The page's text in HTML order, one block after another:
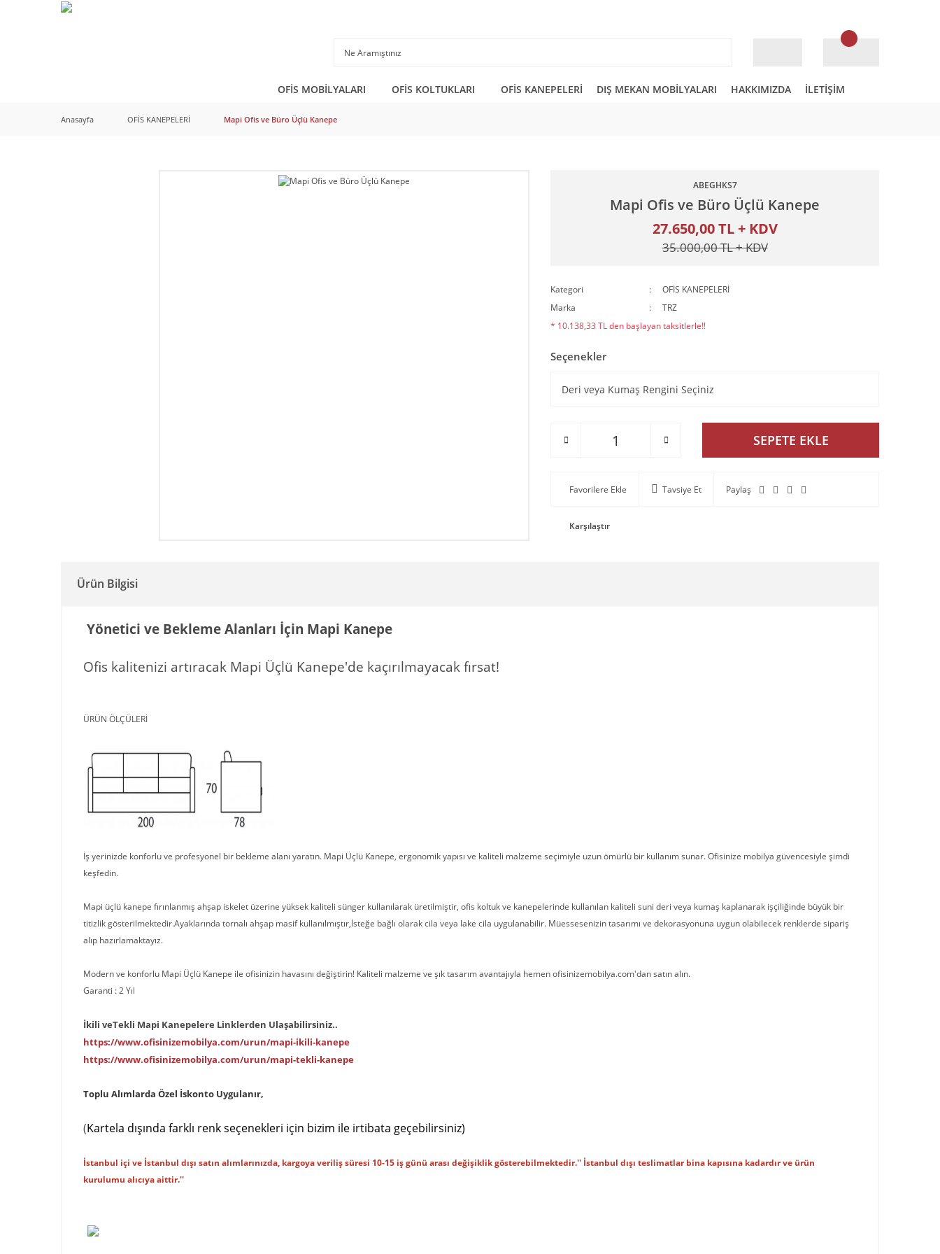
OFİS MOBİLYALARI OFİS KOLTUKLARI OFİS KANEPELERİ DIŞ MEKAN MOBİLYALARI HAKKIMIZDA İLETİŞİM
Anasayfa OFİS KANEPELERİ Mapi Ofis ve Büro Üçlü Kanepe
ABEGHKS7
Mapi Ofis ve Büro Üçlü Kanepe
27.650,00 TL + KDV
35.000,00 TL + KDV
Kategori
OFİS KANEPELERİ
Marka
TRZ
* 10.138,33 TL den başlayan taksitlerle!!
Seçenekler
SEPETE EKLE
Tavsiye Et Paylaş
Karşılaştır
Ürün Bilgisi
Yönetici ve Bekleme Alanları İçin Mapi Kanepe
Ofis kalitenizi artıracak Mapi Üçlü Kanepe'de kaçırılmayacak fırsat!
ÜRÜN ÖLÇÜLERİ
İş yerinizde konforlu ve profesyonel bir bekleme alanı yaratın. Mapi Üçlü Kanepe, ergonomik yapısı ve kaliteli malzeme seçimiyle uzun ömürlü bir kullanım sunar. Ofisinize mobilya güvencesiyle şimdi
keşfedin.
Mapi üçlü kanepe fırınlanmış ahşap iskelet üzerine yüksek kaliteli sünger kullanılarak üretilmiştir, ofis koltuk ve kanepelerinde kullanılan kaliteli suni deri veya kumaş kaplanarak işçiliğinde büyük bir
titizlik gösterilmektedir.Ayaklarında tornalı ahşap masif kullanılmıştır,İsteğe bağlı olarak cila veya lake cila uygulanabilir. Müessesenizin tasarımı ve dekorasyonuna uygun olabilecek renklerde sipariş
alıp hazırlamaktayız.
Modern ve konforlu Mapi Üçlü Kanepe ile ofisinizin havasını değiştirin! Kaliteli malzeme ve şık tasarım avantajıyla hemen ofisinizemobilya.com'dan satın alın.
Garanti : 2 Yıl
İkili veTekli Mapi Kanepelere Linklerden Ulaşabilirsiniz..
https://www.ofisinizemobilya.com/urun/mapi-ikili-kanepe
https://www.ofisinizemobilya.com/urun/mapi-tekli-kanepe
Toplu Alımlarda Özel İskonto Uygulanır,
(Kartela dışında farklı renk seçenekleri için bizim ile irtibata geçebilirsiniz)
İstanbul içi ve İstanbul dışı satın alımlarınızda, kargoya veriliş süresi 10-15 iş günü arası değişiklik gösterebilmektedir.'' İstanbul dışı teslimatlar bina kapısına kadardır ve ürün
kurulumu alıcıya aittir.''